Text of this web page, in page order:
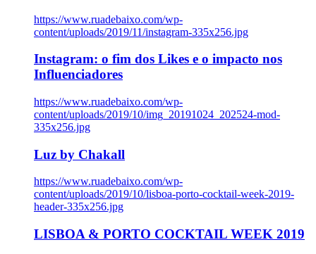
https://www.ruadebaixo.com/wp-
content/uploads/2019/11/instagram-335x256.jpg
Instagram: o fim dos Likes e o impacto nos
Influenciadores
https://www.ruadebaixo.com/wp-
content/uploads/2019/10/img_20191024_202524-mod-
335x256.jpg
Luz by Chakall
https://www.ruadebaixo.com/wp-
content/uploads/2019/10/lisboa-porto-cocktail-week-2019-
header-335x256.jpg
LISBOA & PORTO COCKTAIL WEEK 2019